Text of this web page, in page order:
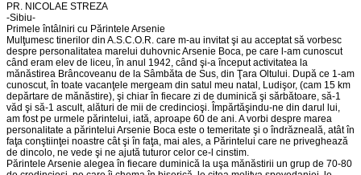
PR. NICOLAE STREZA
-Sibiu-
Primele întâlniri cu Părintele Arsenie
Mulţumesc tinerilor din A.S.C.O.R. care m-au invitat şi au acceptat să vorbesc
despre personalitatea marelui duhovnic Arsenie Boca, pe care l-am cunoscut
când eram elev de liceu, în anul 1942, când şi-a început activitatea la
mănăstirea Brâncoveanu de la Sâmbăta de Sus, din Ţara Oltului. După ce 1-am
cunoscut, în toate vacanţele mergeam din satul meu natal, Ludişor, (cam 15 km
depărtare de mănăstire), şi chiar în fiecare zi de duminică şi sărbătoare, să-1
văd şi să-1 ascult, alături de mii de credincioşi. Împărtăşindu-ne din darul lui,
am fost pe urmele părintelui, iată, aproape 60 de ani. A vorbi despre marea
personalitate a părintelui Arsenie Boca este o temeritate şi o îndrăzneală, atât în
faţa conştiinţei noastre cât şi în faţa, mai ales, a Părintelui care ne priveghează
de dincolo, ne vede şi ne ajută tuturor celor ce-l cinstim.
Părintele Arsenie alegea în fiecare duminică la uşa mănăstirii un grup de 70-80